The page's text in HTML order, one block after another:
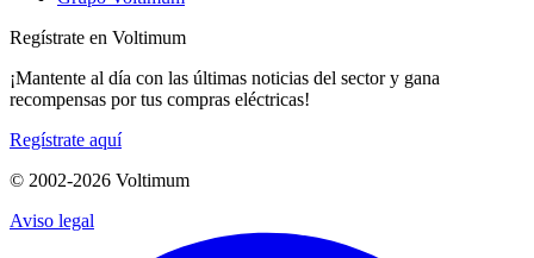
Regístrate en Voltimum
¡Mantente al día con las últimas noticias del sector y gana
recompensas por tus compras eléctricas!
Regístrate aquí
© 2002-2026 Voltimum
Aviso legal